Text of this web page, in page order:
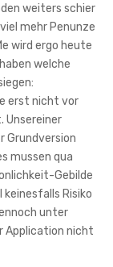
weiters schier
mehr Penunze
wird ergo heute
welche
erst nicht vor
Unsereiner
Grundversion
mussen qua
Gebilde
Risiko
unter
Application nicht